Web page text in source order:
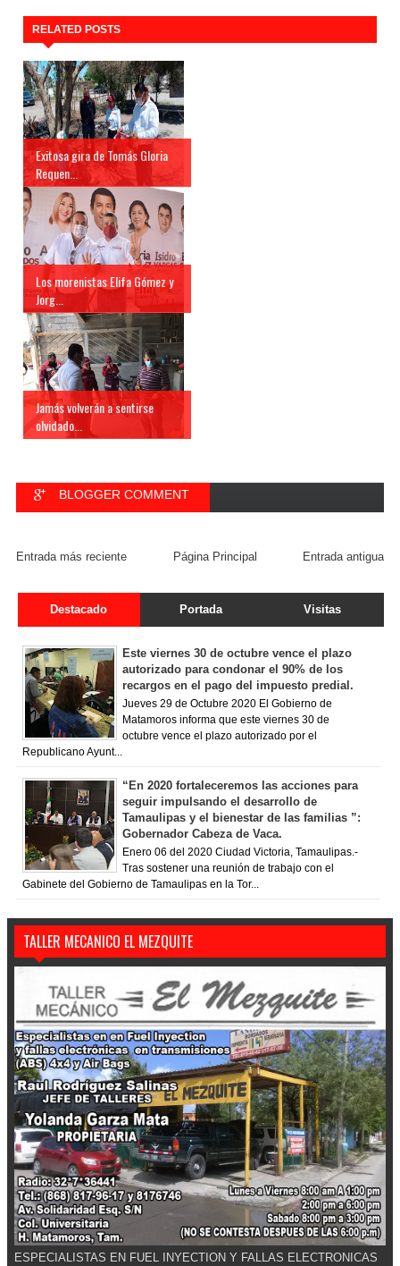
RELATED POSTS
Exitosa gira de Tomás Gloria
Requen...
Los morenistas Elifa Gómez y
Jorg...
Jamás volverán a sentirse
olvidado...
BLOGGER COMMENT
Entrada más reciente Entrada antigua
Página Principal
Destacado Portada Visitas
Este viernes 30 de octubre vence el plazo
autorizado para condonar el 90% de los
recargos en el pago del impuesto predial.
Jueves 29 de Octubre 2020 El Gobierno de
Matamoros informa que este viernes 30 de
octubre vence el plazo autorizado por el
Republicano Ayunt...
“En 2020 fortaleceremos las acciones para
seguir impulsando el desarrollo de
Tamaulipas y el bienestar de las familias ”:
Gobernador Cabeza de Vaca.
Enero 06 del 2020 Ciudad Victoria, Tamaulipas.-
Tras sostener una reunión de trabajo con el
Gabinete del Gobierno de Tamaulipas en la Tor...
TALLER MECANICO EL MEZQUITE
ESPECIALISTAS EN FUEL INYECTION Y FALLAS ELECTRONICAS